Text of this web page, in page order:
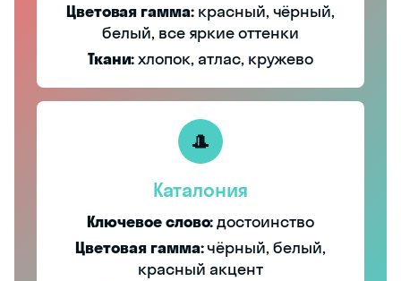
Цветовая гамма: красный, чёрный,
белый, все яркие оттенки
Ткани:хлопок, атлас, кружево
🎩
Каталония
Ключевое слово:достоинство
Цветовая гамма:чёрный, белый,
красный акцент